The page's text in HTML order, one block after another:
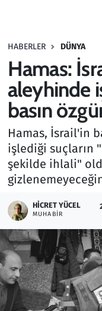
HABERLER DÜNYA
Hamas:
aleyhinde
basın
Hamas, İsrail'in
işlediği suçların
şekilde ihlali"
HICRET YÜCEL
MUHABIR
Haber
Kültür Sanat
Kurumsal
Lezzet Durağı
Memur ve
Otomobil
Oyun
Ramazan
Resmi İlanlar